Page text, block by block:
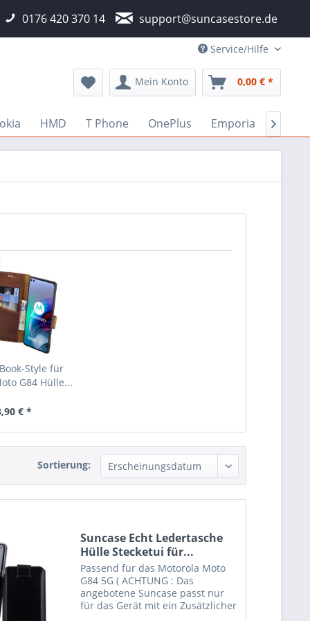
0176 420 370 14 support@suncasestore.de
Service/Hilfe
Mein Konto 0,00 € *
HMD T Phone OnePlus Emporia 
Style für
G84 Hülle...
€ *
Sortierung:
Suncase Echt Ledertasche
Hülle Stecketui für...
Passend für das Motorola Moto
G84 5G ( ACHTUNG : Das
angebotene Suncase passt nur
für das Gerät mit ein Zusätzlicher